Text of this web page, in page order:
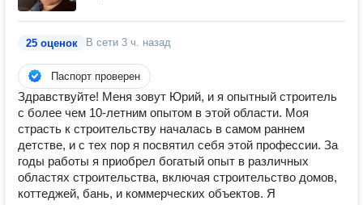
25 оценок В сети 3 ч. назад
Паспорт проверен
Здравствуйте! Меня зовут Юрий, и я опытный строитель
с более чем 10-летним опытом в этой области. Моя
страсть к строительству началась в самом раннем
детстве, и с тех пор я посвятил себя этой профессии. За
годы работы я приобрел богатый опыт в различных
областях строительства, включая строительство домов,
коттеджей, бань, и коммерческих объектов. Я